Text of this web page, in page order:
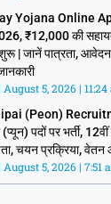
Yojana Online
₹12,000 की
| जानें पात्रता, आवेदन
August 5, 2026
(Peon)
पदों पर भर्ती,
चयन प्रक्रिया,
August 5, 2026 7:51